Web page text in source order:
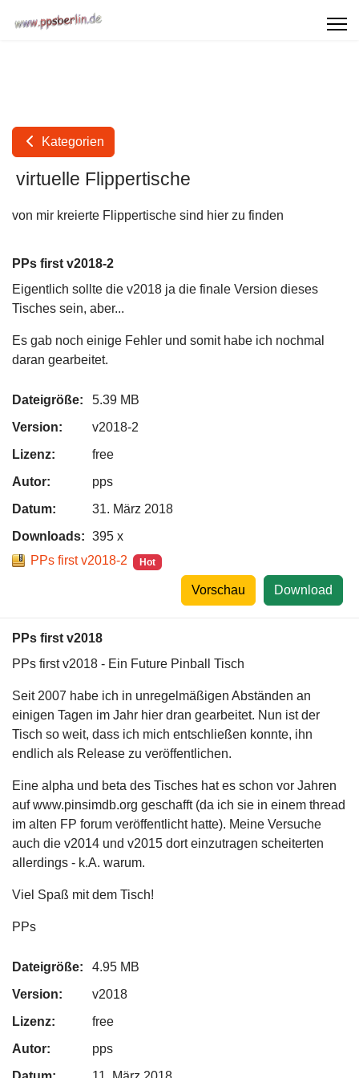
Kategorien
virtuelle Flippertische
von mir kreierte Flippertische sind hier zu finden
PPs first v2018-2
Eigentlich sollte die v2018 ja die finale Version dieses
Tisches sein, aber...
Es gab noch einige Fehler und somit habe ich nochmal
daran gearbeitet.
Dateigröße:
5.39 MB
Version:
v2018-2
Lizenz:
free
Autor:
pps
Datum:
31. März 2018
Downloads: 395 x
PPs first v2018-2
Hot
Download
Vorschau
PPs first v2018
PPs first v2018 - Ein Future Pinball Tisch
Seit 2007 habe ich in unregelmäßigen Abständen an
einigen Tagen im Jahr hier dran gearbeitet. Nun ist der
Tisch so weit, dass ich mich entschließen konnte, ihn
endlich als Release zu veröffentlichen.
Eine alpha und beta des Tisches hat es schon vor Jahren
auf www.pinsimdb.org geschafft (da ich sie in einem thread
im alten FP forum veröffentlicht hatte). Meine Versuche
auch die v2014 und v2015 dort einzutragen scheiterten
allerdings - k.A. warum.
Viel Spaß mit dem Tisch!
PPs
Dateigröße:
4.95 MB
Version:
v2018
Lizenz:
free
Autor:
pps